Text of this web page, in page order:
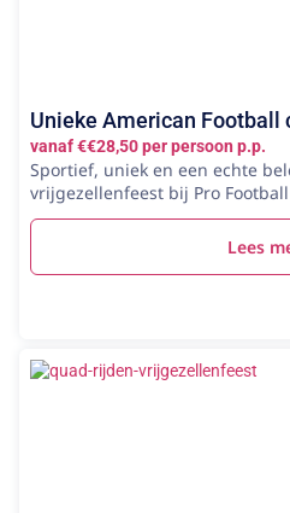
Unieke American Football
vanaf €€28,50 per persoon p.p.
Sportief, uniek en een echte
vrijgezellenfeest bij Pro
Lees